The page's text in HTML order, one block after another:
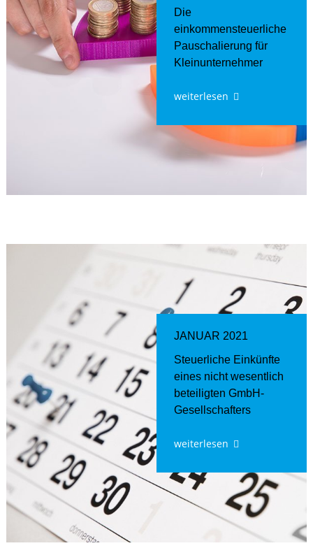
Die
einkommensteuerliche
Pauschalierung für
Kleinunternehmer
weiterlesen
JANUAR 2021
Steuerliche Einkünfte
eines nicht wesentlich
beteiligten GmbH-
Gesellschafters
weiterlesen